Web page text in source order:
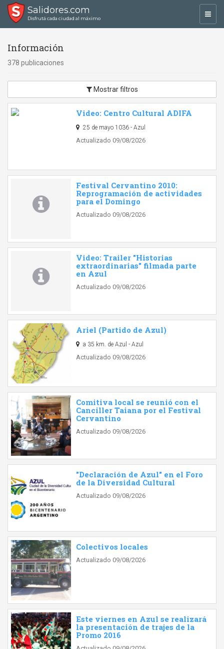
Salidores.com
Disfrutá cada ciudad al máximo
Información
378 publicaciones
Mostrar filtros
Video: Centro Cultural ADIFA
25 de mayo 1036 - Azul
Actualizado 09/08/2026
Festival Cervantino 2010:
Reprogramación de actividades
para el Domingo
Actualizado 09/08/2026
Video: Trailer "Historias
extraordinarias" filmada parte
en Azul
Actualizado 09/08/2026
Ariel (Partido de Azul)
a 35 km. de Azul - Azul
Actualizado 09/08/2026
Comitiva local se reunió con el
Canciller Taiana por el Festival
Cervantino
Actualizado 09/08/2026
"Declaración de Azul" en el Foro
de la Diversidad Cultural
Actualizado 09/08/2026
Colectivos locales
Actualizado 09/08/2026
Este viernes en Azul se realizará
la presentación de trajes de la
Promo 2016